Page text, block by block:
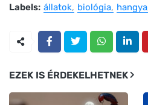
Labels: állatok biológia hangya
EZEK IS ÉRDEKELHETNEK